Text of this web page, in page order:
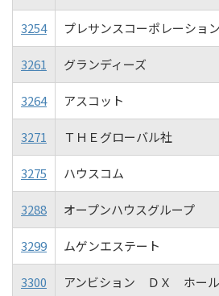
3254 プレサンスコーポレーション
3261 グランディーズ
3264 アスコット
3271 ＴＨＥグローバル社
3275 ハウスコム
3288 オープンハウスグループ
3299 ムゲンエステート
3300 アンビション ＤＸ ホール